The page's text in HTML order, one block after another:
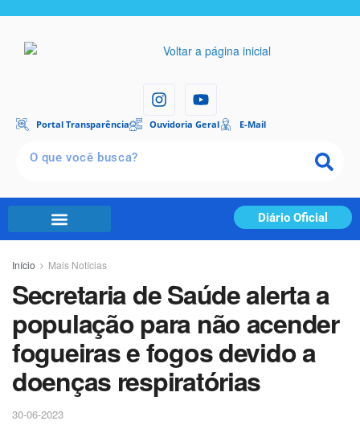
Portal Transparência Ouvidoria Geral E-Mail
Diário Oficial
Início Mais Notícias
Secretaria de Saúde alerta a
população para não acender
fogueiras e fogos devido a
doenças respiratórias
30-06-2023